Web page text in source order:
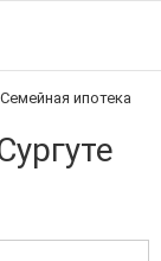
Семейная ипотека